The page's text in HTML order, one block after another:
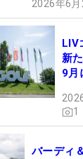
2026年6
LIV
新
9月
1
バーディ